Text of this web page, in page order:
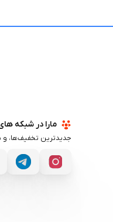
مارا در شبکه
جدیدترین تخفیف‌ها، و